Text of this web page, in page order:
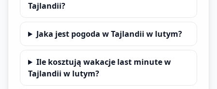
Tajlandii?
Jaka jest pogoda w Tajlandii w lutym?
Ile kosztują wakacje last minute w
Tajlandii w lutym?